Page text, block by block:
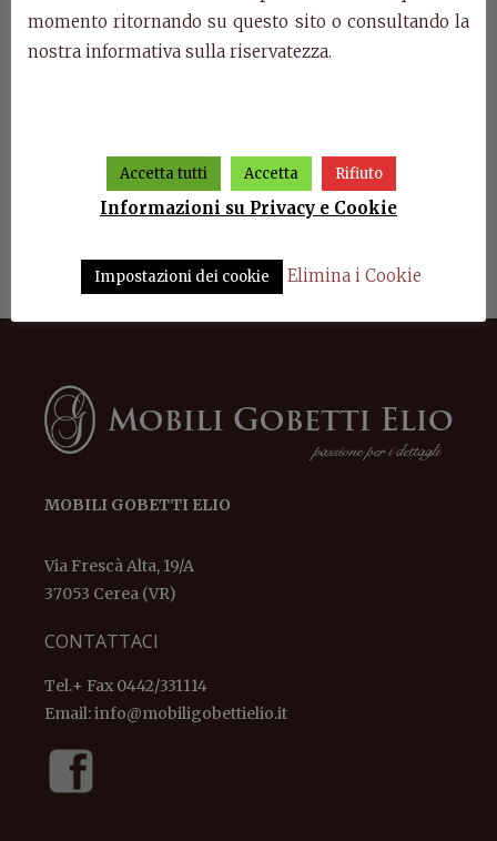
Marco Polo
MOBILI GOBETTI ELIO
Via Frescà Alta, 19/A
37053 Cerea (VR)
CONTATTACI
Tel.+ Fax 0442/331114
Email:info@mobiligobettielio.it
momento ritornando su questo sito o consultando la
nostra informativa sulla riservatezza.
Accetta tutti Accetta Rifiuto
Informazioni su Privacy e Cookie
Impostazioni dei cookie Elimina i Cookie